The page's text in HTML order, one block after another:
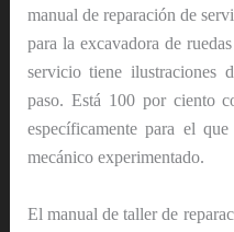
manual de reparación de
para la excavadora de
servicio tiene ilustraciones
paso. Está 100 por ciento
específicamente para el
mecánico experimentado.
El manual de taller de